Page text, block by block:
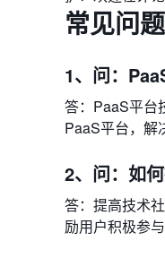
常见问
1、问：
答：PaaS平台
PaaS平台，解
2、问：如
答：提高技术
励用户积极参